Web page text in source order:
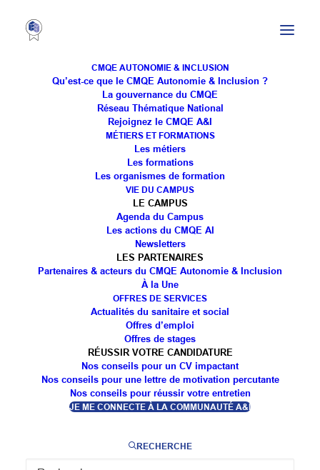
CMQE AUTONOMIE & INCLUSION
Qu’est-ce que le CMQE Autonomie & Inclusion ?
La gouvernance du CMQE
Réseau Thématique National
Rejoignez le CMQE A&I
MÉTIERS ET FORMATIONS
Les métiers
Les formations
Les organismes de formation
VIE DU CAMPUS
LE CAMPUS
Agenda du Campus
Les actions du CMQE AI
Newsletters
LES PARTENAIRES
Partenaires & acteurs du CMQE Autonomie & Inclusion
À la Une
OFFRES DE SERVICES
Actualités du sanitaire et social
Offres d’emploi
Offres de stages
RÉUSSIR VOTRE CANDIDATURE
Nos conseils pour un CV impactant
Nos conseils pour une lettre de motivation percutante
Nos conseils pour réussir votre entretien
JE ME CONNECTE À LA COMMUNAUTÉ A&I
RECHERCHE
ASSISTANT DE VIE DÉPENDANCE
(ADVD)
OBJECTIFS DE LA
FORMATION
Délimiter et sécuriser les locaux et espaces
réservés au déroulement de son intervention
et lors des sorties